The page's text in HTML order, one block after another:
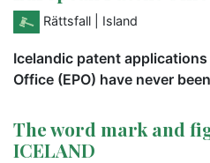
Rättsfall | Island
Icelandic patent
Office (EPO) have never
The word mark and
ICELAND